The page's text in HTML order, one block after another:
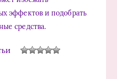
эффектов и подобрать
средства.